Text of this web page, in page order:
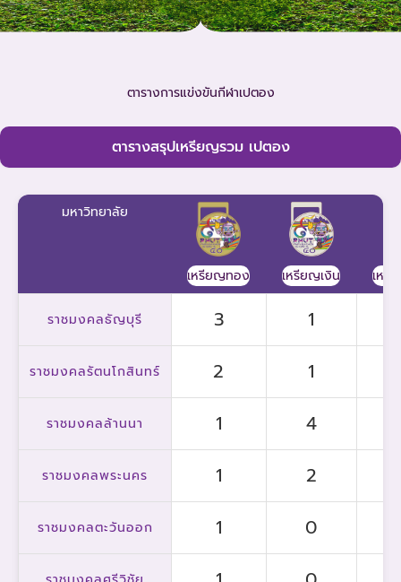
ตารางการแข่งขันกีฬาเปตอง
ตารางสรุปเหรียญรวม เปตอง
มหาวิทยาลัย
เหรียญทอง เหรียญเงิน เหรี
ราชมงคลธัญบุรี 3 1
ราชมงคลรัตนโกสินทร์ 2 1
ราชมงคลล้านนา 1 4
ราชมงคลพระนคร 1 2
ราชมงคลตะวันออก 1 0